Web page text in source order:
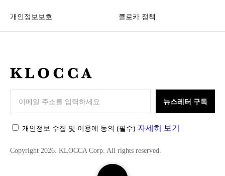
검
개인정보보호 클로카 정책
K
C
C
뉴스레터 구독
개인정보 수집 및 이용에 동의 (필수) 자세히 보기
Copyright 2026. KLOCCA Corp. All rights reserved.